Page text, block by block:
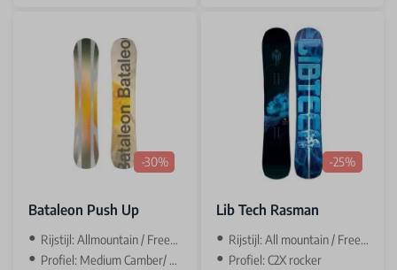
-30%
Bataleon Push Up
Rijstijl: Allmountain / Freestyle
Profiel: Medium Camber/ Camber
-25%
Lib Tech Rasman
Rijstijl: All mountain / Freeride
Profiel: C2X rocker